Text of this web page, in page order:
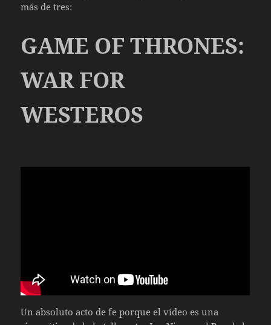
más de tres:
GAME OF THRONES:
WAR FOR
WESTEROS
Un absoluto acto de fe porque el vídeo es una